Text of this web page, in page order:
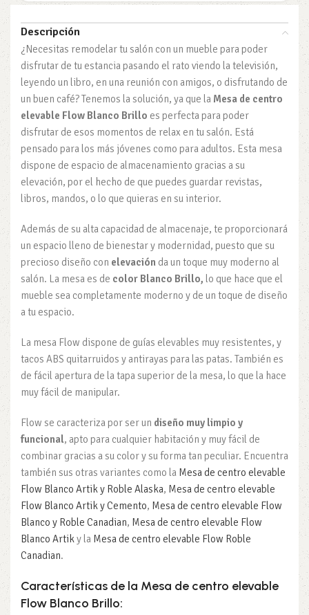
Descripción
¿Necesitas remodelar tu salón con un mueble para poder
disfrutar de tu estancia pasando el rato viendo la televisión,
leyendo un libro, en una reunión con amigos, o disfrutando de
un buen café? Tenemos la solución, ya que la Mesa de centro
elevable Flow Blanco Brillo es perfecta para poder
disfrutar de esos momentos de relax en tu salón. Está
pensado para los más jóvenes como para adultos. Esta mesa
dispone de espacio de almacenamiento gracias a su
elevación, por el hecho de que puedes guardar revistas,
libros, mandos, o lo que quieras en su interior.
Además de su alta capacidad de almacenaje, te proporcionará
un espacio lleno de bienestar y modernidad, puesto que su
precioso diseño con elevación da un toque muy moderno al
salón. La mesa es de color Blanco Brillo, lo que hace que el
mueble sea completamente moderno y de un toque de diseño
a tu espacio.
La mesa Flow dispone de guías elevables muy resistentes, y
tacos ABS quitarruidos y antirayas para las patas. También es
de fácil apertura de la tapa superior de la mesa, lo que la hace
muy fácil de manipular.
Flow se caracteriza por ser un diseño muy limpio y
funcional, apto para cualquier habitación y muy fácil de
combinar gracias a su color y su forma tan peculiar. Encuentra
también sus otras variantes como la Mesa de centro elevable
Flow Blanco Artik y Roble Alaska, Mesa de centro elevable
Flow Blanco Artik y Cemento, Mesa de centro elevable Flow
Blanco y Roble Canadian, Mesa de centro elevable Flow
Blanco Artiky la Mesa de centro elevable Flow Roble
Canadian.
Características de la Mesa de centro elevable
Flow Blanco Brillo: